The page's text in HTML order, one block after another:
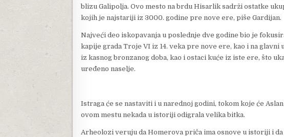
blizu Galipolja. Ovo mesto na brdu Hisarlik sadrži ostatke
kojih je najstariji iz 3000. godine pre nove ere, piše Gardijan.
Najveći deo iskopavanja u poslednje dve godine bio je
kapije grada Troje VI iz 14. veka pre nove ere, kao i na
iz kasnog bronzanog doba, kao i ostaci kuće iz iste ere, što
uređeno naselje.
Istraga će se nastaviti i u narednoj godini, tokom koje će
ovom mestu nekada u istoriji odigrala velika bitka.
Arheolozi veruju da Homerova priča ima osnove u istoriji i